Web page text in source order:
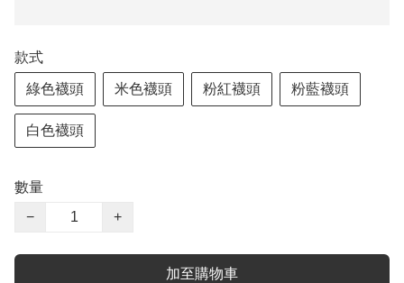
款式
綠色襪頭 米色襪頭 粉紅襪頭 粉藍襪頭
白色襪頭
數量
−
+
加至購物車